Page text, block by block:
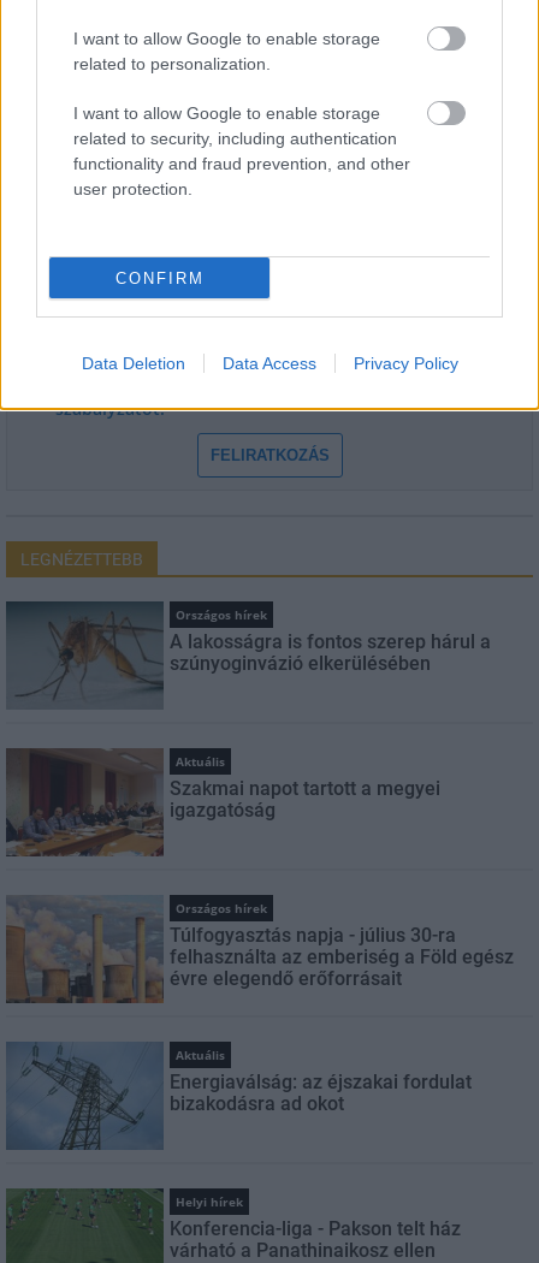
I want to allow Google to enable storage
related to personalization.
I want to allow Google to enable storage
related to security, including authentication
functionality and fraud prevention, and other
user protection.
CONFIRM
Data Deletion Data Access Privacy Policy
hálózatát
HÍRLEVÉL
E-mail cím
szabályzatot!
FELIRATKOZÁS
LEGNÉZETTEBB
Országos hírek
A lakosságra is fontos szerep hárul a
szúnyoginvázió elkerülésében
Aktuális
Szakmai napot tartott a megyei
igazgatóság
Országos hírek
Túlfogyasztás napja - július 30-ra
felhasználta az emberiség a Föld egész
évre elegendő erőforrásait
Aktuális
Energiaválság: az éjszakai fordulat
bizakodásra ad okot
Helyi hírek
Konferencia-liga - Pakson telt ház
várható a Panathinaikosz ellen